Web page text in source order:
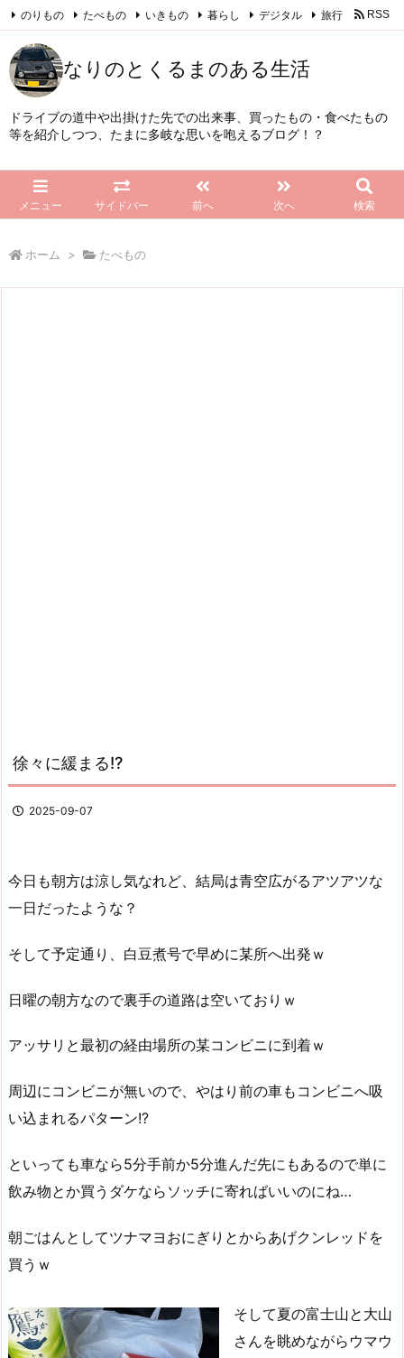
なりのとくるまのある生活
ドライブの道中や出掛けた先での出来事、買ったもの・食べたもの
等を紹介しつつ、たまに多岐な思いを咆えるブログ！？
メニュー サイドバー 前へ 次へ 検索
のりもの たべもの いきもの 暮らし デジタル 旅行 RSS
Feedly
ホーム > たべもの
徐々に緩まる!?
2025-09-07
今日も朝方は涼し気なれど、結局は青空広がるアツアツな
一日だったような？
そして予定通り、白豆煮号で早めに某所へ出発ｗ
日曜の朝方なので裏手の道路は空いておりｗ
アッサリと最初の経由場所の某コンビニに到着ｗ
周辺にコンビニが無いので、やはり前の車もコンビニへ吸
い込まれるパターン!?
といっても車なら5分手前か5分進んだ先にもあるので単に
飲み物とか買うダケならソッチに寄ればいいのにね…
朝ごはんとしてツナマヨおにぎりとからあげクンレッドを
買うｗ
そして夏の富士山と大山
さんを眺めながらウマウ